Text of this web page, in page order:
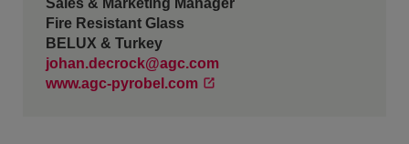
Fire Resistant Glass
BELUX & Turkey
johan.decrock@agc.com
www.agc-pyrobel.com